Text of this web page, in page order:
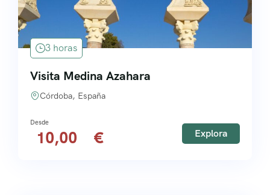
3 horas
Visita Medina Azahara
Córdoba, España
10,00 Explora